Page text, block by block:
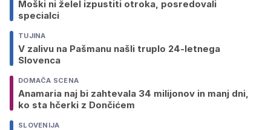
Moški ni želel izpustiti otroka, posredovali
specialci
TUJINA
V zalivu na Pašmanu našli truplo 24-letnega
Slovenca
DOMAČA SCENA
Anamaria naj bi zahtevala 34 milijonov in manj dni,
ko sta hčerki z Dončićem
SLOVENIJA